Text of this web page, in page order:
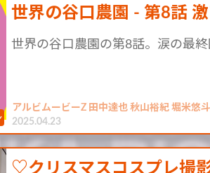
世界の谷口農園 - 第8話
世界の谷口農園の第8話。涙の最
アルビムービーZ 田中達也 秋山裕紀 堀米悠
2025.04.23
♡クリスマスコスプレ撮